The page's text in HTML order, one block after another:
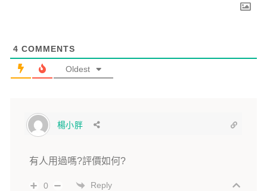
4 COMMENTS
Oldest
楊小胖
有人用過嗎?評價如何?
0 Reply